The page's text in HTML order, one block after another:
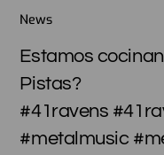
News
Estamos
Pistas?
#41ravens
#metalmusic